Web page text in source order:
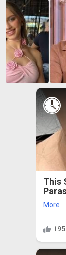
This
More
195